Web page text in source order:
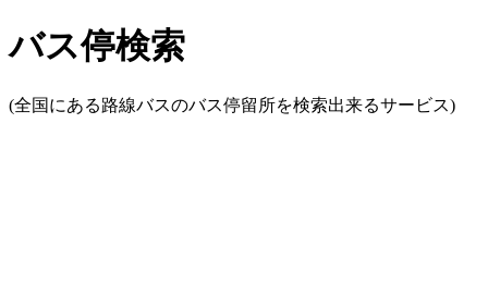
バス停検索
(全国にある路線バスのバス停留所を検索出来るサービス)